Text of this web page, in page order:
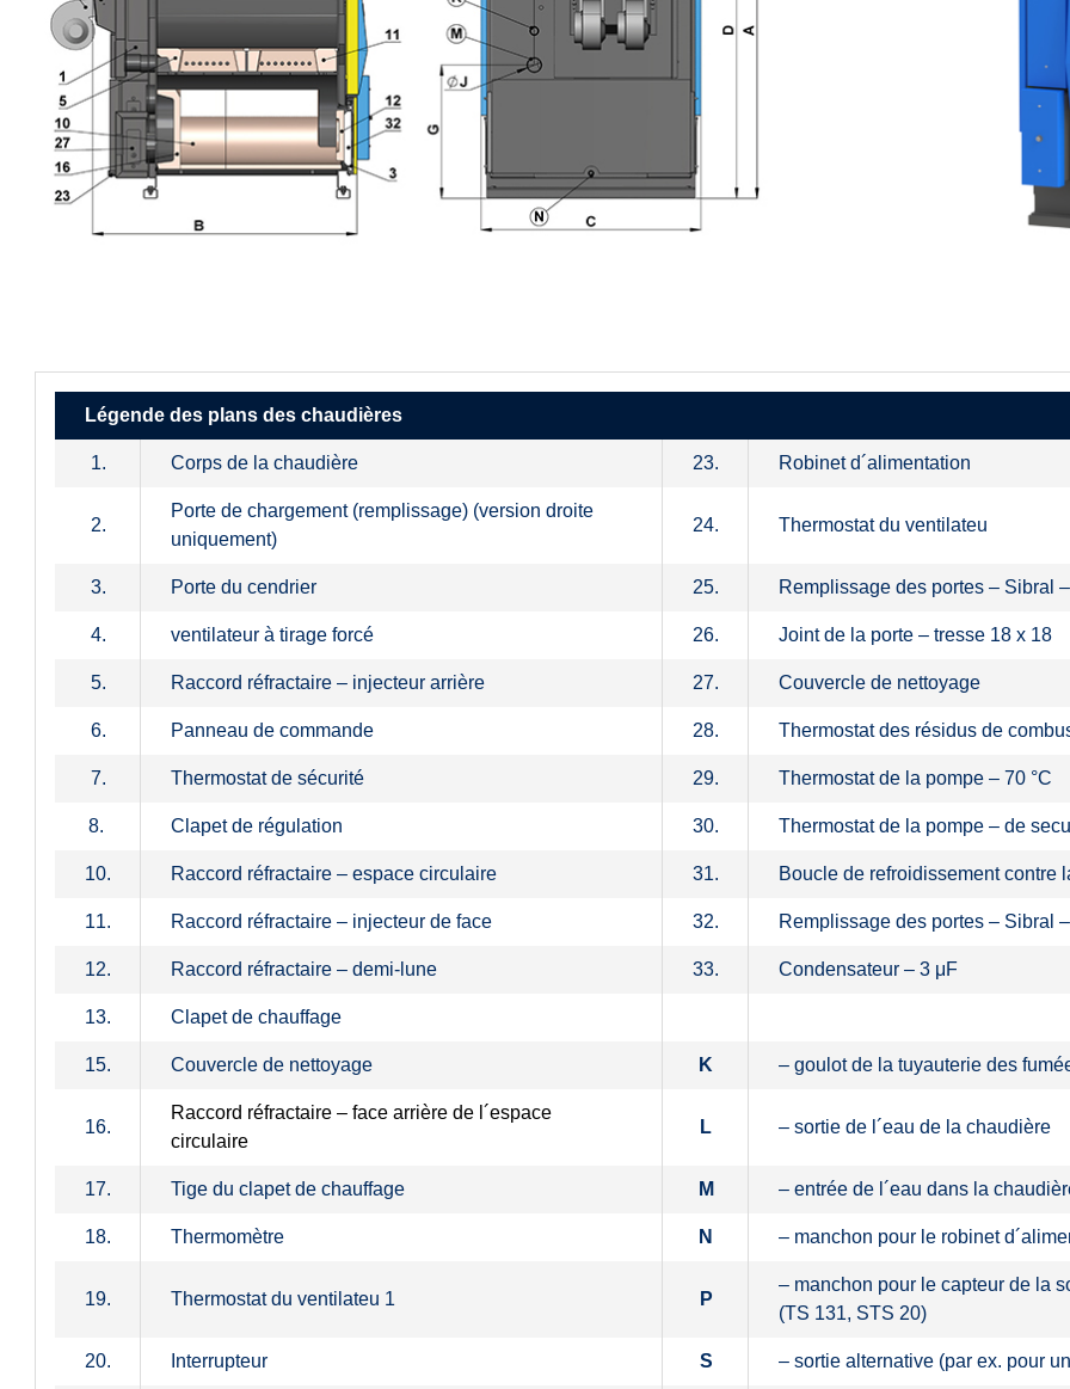
Légende des plans des chaudières
1. Corps de la chaudière 23. Robinet d´alimentation
2.
Porte de chargement (remplissage) (version droite
uniquement)
24. Thermostat du ventilateu
3. Porte du cendrier 25. Remplissage des portes – Sibral
4. ventilateur à tirage forcé 26. Joint de la porte – tresse 18 x 18
5. Raccord réfractaire – injecteur arrière 27. Couvercle de nettoyage
6. Panneau de commande 28. Thermostat des résidus de
7. Thermostat de sécurité 29. Thermostat de la pompe – 70 °C
8. Clapet de régulation 30. Thermostat de la pompe – de
10. Raccord réfractaire – espace circulaire 31. Boucle de refroidissement contre
11. Raccord réfractaire – injecteur de face 32. Remplissage des portes – Sibral
12. Raccord réfractaire – demi-lune 33. Condensateur – 3 μF
13. Clapet de chauffage
15. Couvercle de nettoyage K – goulot de la tuyauterie des
16.
Raccord réfractaire – face arrière de l´espace
circulaire
L – sortie de l´eau de la chaudière
17. Tige du clapet de chauffage M – entrée de l´eau dans la
18. Thermomètre N – manchon pour le robinet
19. Thermostat du ventilateu 1 P
– manchon pour le capteur de la
(TS 131, STS 20)
20. Interrupteur S – sortie alternative (par ex. pour